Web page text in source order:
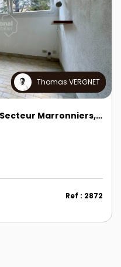
Thomas VERGNET
Studio 15 m² avec parking - Secteur Marronniers, Nîmes
Ref : 2872